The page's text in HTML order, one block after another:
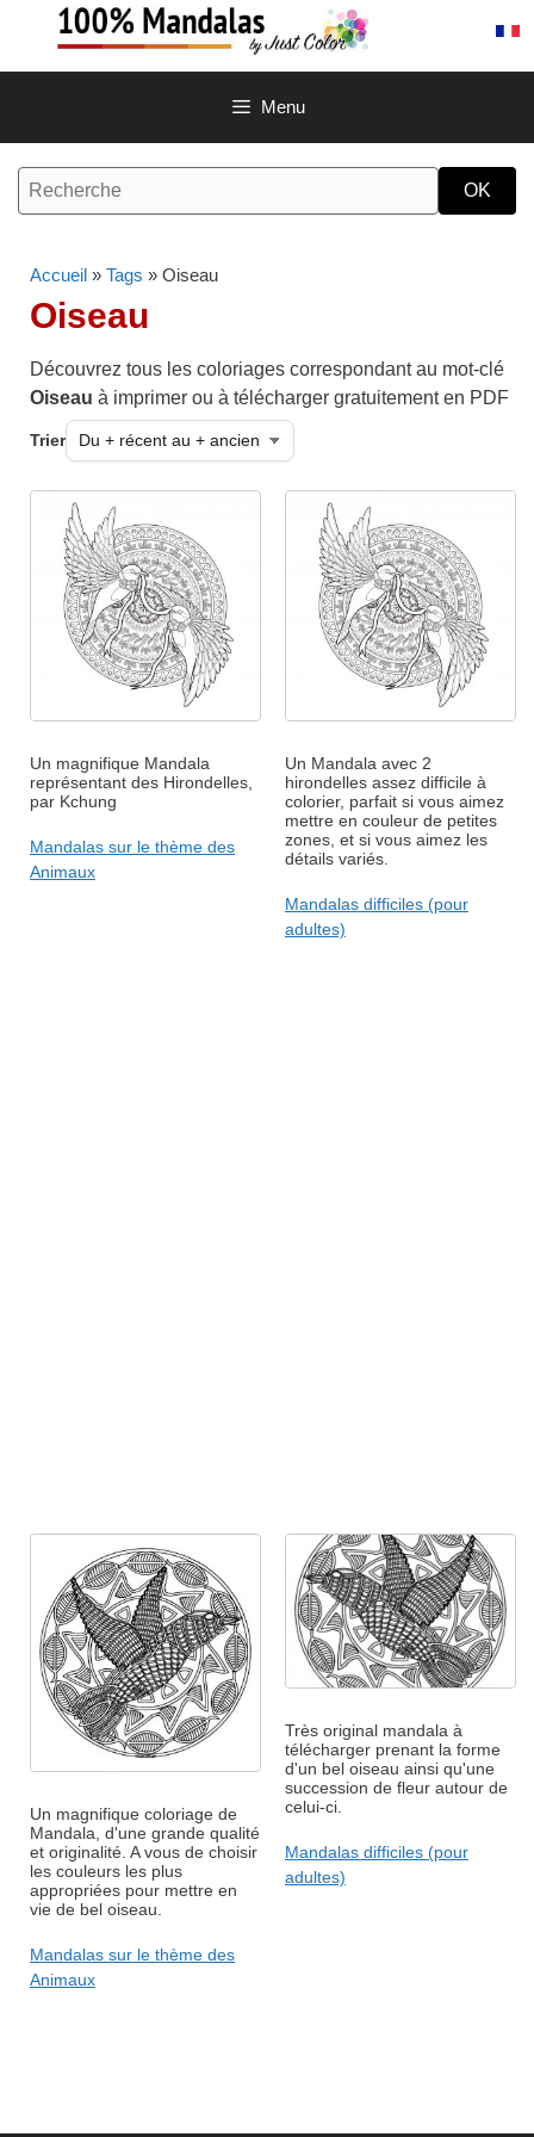
contenu
Menu
Accueil » Tags » Oiseau
Oiseau
Découvrez tous les coloriages correspondant au mot-clé
Oiseau à imprimer ou à télécharger gratuitement en PDF
Trier
Un magnifique Mandala
représentant des Hirondelles,
par Kchung
Mandalas sur le thème des
Animaux
Un Mandala avec 2
hirondelles assez difficile à
colorier, parfait si vous aimez
mettre en couleur de petites
zones, et si vous aimez les
détails variés.
Mandalas difficiles (pour
adultes)
Un magnifique coloriage de
Mandala, d'une grande qualité
et originalité. A vous de choisir
les couleurs les plus
appropriées pour mettre en
vie de bel oiseau.
Mandalas sur le thème des
Animaux
Très original mandala à
télécharger prenant la forme
d'un bel oiseau ainsi qu'une
succession de fleur autour de
celui-ci.
Mandalas difficiles (pour
adultes)